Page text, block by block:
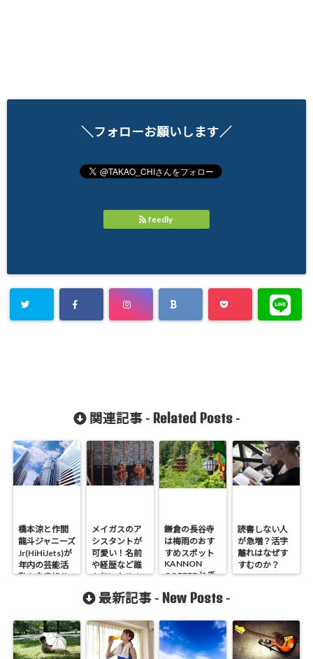
＼フォローお願いします／
feedly
関連記事 - Related Posts-
橋本涼と作間
龍斗ジャニーズ
Jr(HiHiJets)が
年内の芸能活
動を自粛処分
メイガスのア
シスタントが
可愛い！名前
や経歴など誰
か気になる！
鎌倉の長谷寺
は梅雨のおす
すめスポット
KANNON
COFFEE と手
一花屋も
読書しない人
が急増？活字
離れはなぜす
すむのか？
最新記事 - New Posts -